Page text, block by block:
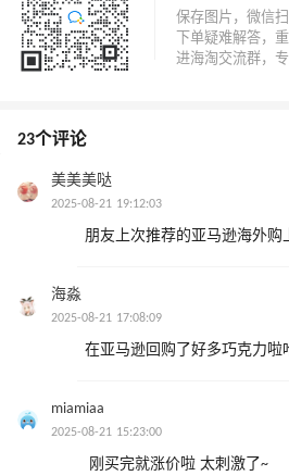
23个评论
美美美哒
2025-08-21 19:12:03
朋友上次推荐的亚马逊海外购
海淼
2025-08-21 17:08:09
在亚马逊回购了好多巧克力啦
miamiaa
2025-08-21 15:23:00
刚买完就涨价啦 太刺激了~